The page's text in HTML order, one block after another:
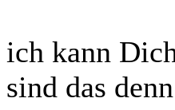
ich kann
sind das